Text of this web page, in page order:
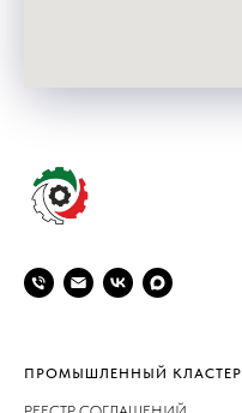
ПРОМЫШЛЕННЫЙ КЛАСТЕР